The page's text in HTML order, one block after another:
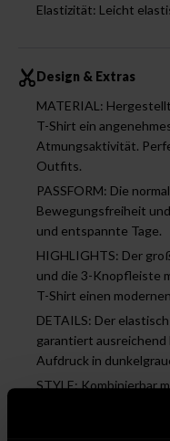
Elastizität: Leicht
Design & Extras
MATERIAL:
T-Shirt ein
Atmungsaktivität.
Outfits.
PASSFORM: Die
Bewegungsfreiheit
und entspannte Tage.
HIGHLIGHTS: Der
und die 3-Knopfleiste
T-Shirt einen
DETAILS: Der
garantiert
Aufdruck in
STYLE: Kombinierbar
lässigen und